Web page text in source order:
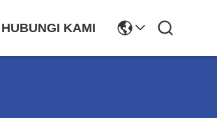
HUBUNGI KAMI